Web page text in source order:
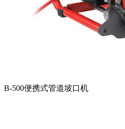
B-500便携式管道坡口机